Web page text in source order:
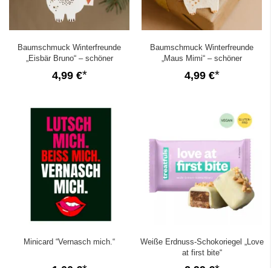
Baumschmuck Winterfreunde
„Eisbär Bruno“ – schöner
Geschenkanhänger
4,99 €
Baumschmuck Winterfreunde
„Maus Mimi“ – schöner
Geschenkanhänger
4,99 €
Minicard “Vernasch mich.“
Weiße Erdnuss-Schokoriegel „Love
at first bite“